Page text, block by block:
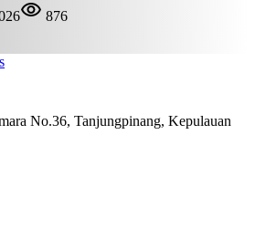
876
No.36, Tanjungpinang, Kepulauan